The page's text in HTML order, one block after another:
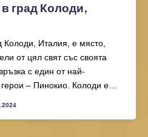
град Колоди,
Колоди, Италия, е място,
от цял свят със своята
с един от най-
герои – Пинокио. Колоди е…